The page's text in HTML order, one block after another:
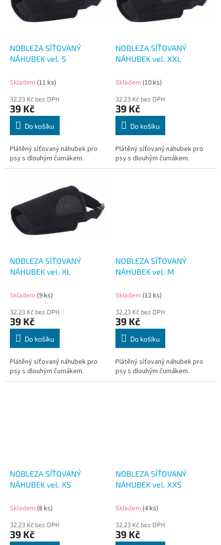
NOBLEZA SÍŤOVANÝ
NÁHUBEK vel. S
Skladem (11 ks)
32,23 Kč bez DPH
39 Kč
Do košíku
Plátěný síťovaný náhubek pro
psy s dlouhým čumákem.
NOBLEZA SÍŤOVANÝ
NÁHUBEK vel. XXL
Skladem (10 ks)
32,23 Kč bez DPH
39 Kč
Do košíku
Plátěný síťovaný náhubek pro
psy s dlouhým čumákem.
NOBLEZA SÍŤOVANÝ
NÁHUBEK vel. XL
Skladem (9 ks)
32,23 Kč bez DPH
39 Kč
Do košíku
Plátěný síťovaný náhubek pro
psy s dlouhým čumákem.
NOBLEZA SÍŤOVANÝ
NÁHUBEK vel. M
Skladem (12 ks)
32,23 Kč bez DPH
39 Kč
Do košíku
Plátěný síťovaný náhubek pro
psy s dlouhým čumákem.
NOBLEZA SÍŤOVANÝ
NÁHUBEK vel. XS
Skladem (8 ks)
32,23 Kč bez DPH
39 Kč
NOBLEZA SÍŤOVANÝ
NÁHUBEK vel. XXS
Skladem (4 ks)
32,23 Kč bez DPH
39 Kč